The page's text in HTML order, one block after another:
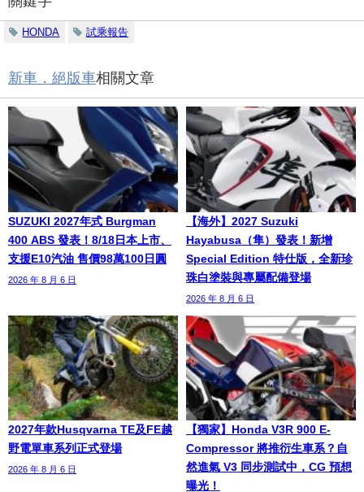
HONDA 試乘報告
新車．絕版車相關文章
SUZUKI 2027年式 Burgman
400 ABS 發表！8/18日本上市、
支援E10汽油 售價98萬100日圓
2026 年 8 月 6 日
【海外】2027 Suzuki
Hayabusa（隼）發表！新增
Special Edition 特仕版，全新珍
珠白塗裝與專屬配備登場
2026 年 8 月 6 日
2027年款Husqvarna TE及FE越
野電單車系列正式登場
2026 年 8 月 6 日
【獨家】Honda V3R 900 E-
Compressor 將推衍生車系？自
然進氣 V3 同步測試中，CG 預想
曝光！